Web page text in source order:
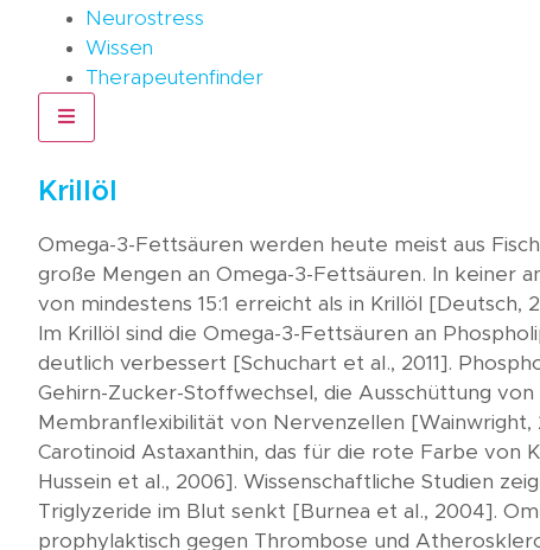
Neurostress
Wissen
Therapeutenfinder
Hamburger Toggle Menu
Krillöl
Omega-3-Fettsäuren werden heute meist aus
große Mengen an Omega-3-Fettsäuren. In keiner
von mindestens 15:1 erreicht als in Krillöl
Im Krillöl sind die Omega-3-Fettsäuren an
deutlich verbessert [Schuchart et al., 2011].
Gehirn-Zucker-Stoffwechsel, die Ausschüttung
Membranflexibilität von Nervenzellen [Wainwright,
Carotinoid Astaxanthin, das für die rote Farbe von
Hussein et al., 2006]. Wissenschaftliche Studien
Triglyzeride im Blut senkt [Burnea et al., 2004].
prophylaktisch gegen Thrombose und